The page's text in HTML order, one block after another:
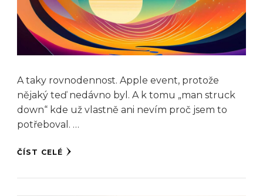
A taky rovnodennost. Apple event, protože
nějaký teď nedávno byl. A k tomu „man struck
down“ kde už vlastně ani nevím proč jsem to
potřeboval. …
ČÍST CELÉ